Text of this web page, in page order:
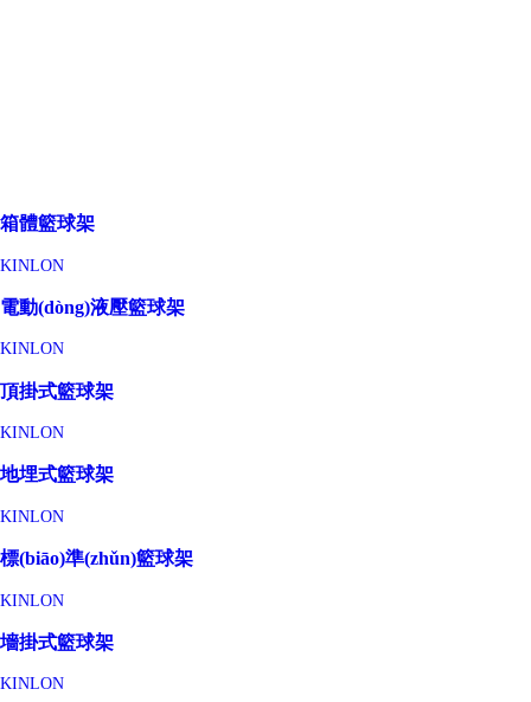
箱體籃球架
KINLON
電動(dòng)液壓籃球架
KINLON
頂掛式籃球架
KINLON
地埋式籃球架
KINLON
標(biāo)準(zhǔn)籃球架
KINLON
墻掛式籃球架
KINLON